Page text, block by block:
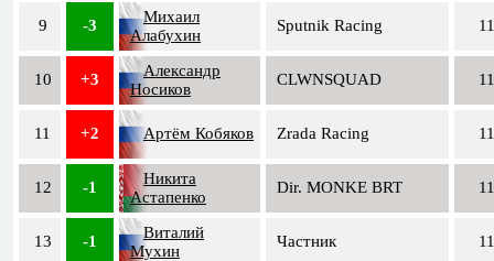
9 -3
Михаил
Алабухин
Sputnik Racing 11
10 +3
Александр
Носиков
CLWNSQUAD 11
11 +2 Артём Кобяков Zrada Racing 11
12 -1
Никита
Астапенко
Dir. MONKE BRT 11
13 -1
Виталий
Мухин
Частник 11